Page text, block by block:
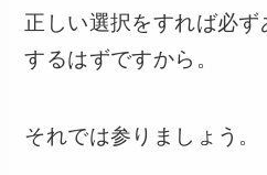
正しい選択をすれば必
するはずですから。
それでは参りましょう。